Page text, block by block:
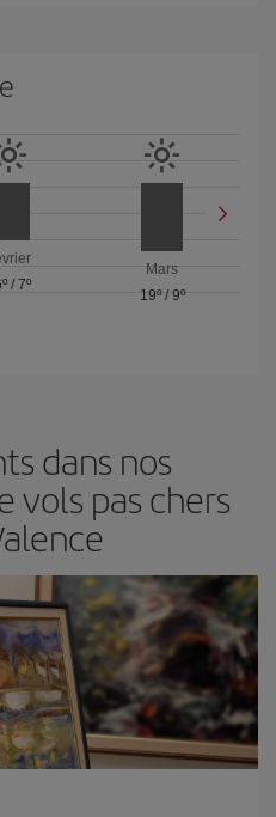
/ 7º
Mars
19º/ 9º
dans nos
vols pas chers